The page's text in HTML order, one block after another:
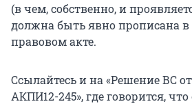
(в чем, собственно, и
должна быть явно прописана
правовом акте.
Ссылайтесь и на «Решение ВС
АКПИ12-245», где говорится,